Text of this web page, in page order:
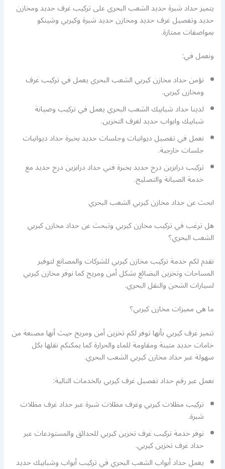
يتميز حداد شبرة حديد الشعب البحري على تركيب غرف حديد ومخازن
حديد وتفصيل غرف حديد ومخازن حديد شبرة وكيربي وشينكو
بمواصفات ممتازة.
ونعمل في:
نؤمن حداد مخازن كيربي الشعب البحري يعمل في تركيب غرف
ومخازن كيربي.
لدينا حداد شبابيك الشعب البحري يعمل في تركيب وصيانة
شبابيك وابواب حديد لغرف التخزين.
نعمل في تفصيل ديوانيات وجلسات حديد بخبرة حداد ديوانيات
جلسات خارجية.
تركيب درابزين درج حديد بخبرة فني حداد درابزين درج حديد مع
خدمة الصيانة والتصليح.
ابحث عن حداد مخازن كيربي الشعب البحري
هل ترغب في تركيب مخازن كيربي وتبحث عن حداد مخازن كيربي
الشعب البحري؟
نقدم لكم خدمة تركيب مخازن كيربي للشركات والمصانع لتوفير
المساحات وتخزين البضائع بشكل أمن ومريح كما نوفر مخازن كيربي
لسيارات الشحن والنقل البحري.
ما هي مميزات مخازن كيربي؟
تتميز غرف كيربي بأنها توفر لكم تخزين أمن ومريح حيث أنها مصنعة من
خامات حديد متينة ومقاومة للماء والحرارة كما يمكنكم نقلها بكل
سهولة عبر حداد مخازن كيربي الشعب البحري.
نعمل عبر رقم حداد تفصيل غرف كيربي بالخدمات التالية:
تركيب مظلات كيربي وغرف مظلات شبرة عبر حداد غرف مظلات
شبرة.
نوفر خدمة تركيب غرف تخزين كيربي للحدائق والمستودعات عبر
حداد غرف تخزين كيربي.
يعمل حداد أبواب الشعب البحري في تركيب أبواب وشبابيك حديد